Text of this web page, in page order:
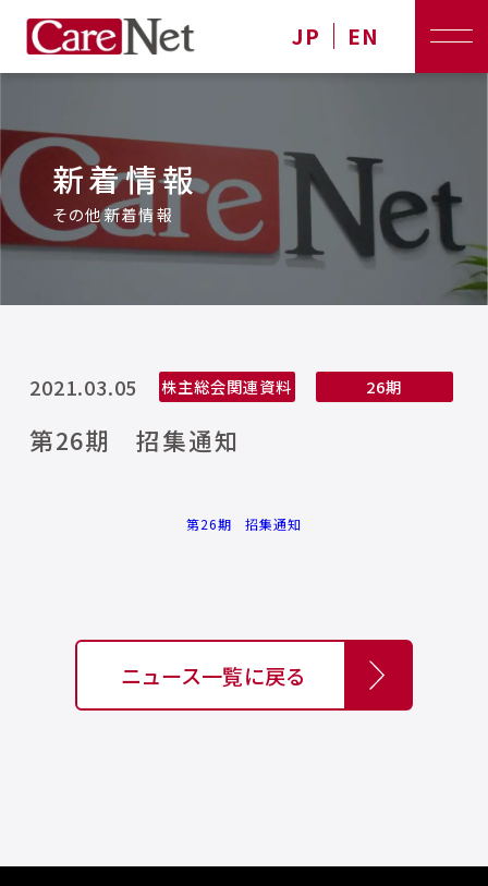
JP EN
新着情報
その他新着情報
2021.03.05 株主総会関連資料 26期
第26期 招集通知
第26期 招集通知
ニュース一覧に戻る